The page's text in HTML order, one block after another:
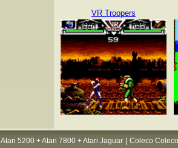
VR Troopers
Atari 5200 + Atari 7800 + Atari Jaguar
Coleco